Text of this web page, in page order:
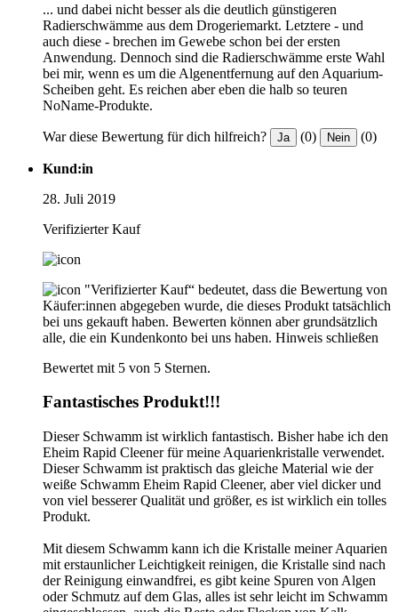
... und dabei nicht besser als die deutlich günstigeren
Radierschwämme aus dem Drogeriemarkt. Letztere - und
auch diese - brechen im Gewebe schon bei der ersten
Anwendung. Dennoch sind die Radierschwämme erste Wahl
bei mir, wenn es um die Algenentfernung auf den Aquarium-
Scheiben geht. Es reichen aber eben die halb so teuren
NoName-Produkte.
War diese Bewertung für dich hilfreich? Ja (0) Nein (0)
Kund:in
28. Juli 2019
Verifizierter Kauf
"Verifizierter Kauf“ bedeutet, dass die Bewertung von
Käufer:innen abgegeben wurde, die dieses Produkt tatsächlich
bei uns gekauft haben. Bewerten können aber grundsätzlich
alle, die ein Kundenkonto bei uns haben. Hinweis schließen
Bewertet mit 5 von 5 Sternen.
Fantastisches Produkt!!!
Dieser Schwamm ist wirklich fantastisch. Bisher habe ich den
Eheim Rapid Cleener für meine Aquarienkristalle verwendet.
Dieser Schwamm ist praktisch das gleiche Material wie der
weiße Schwamm Eheim Rapid Cleener, aber viel dicker und
von viel besserer Qualität und größer, es ist wirklich ein tolles
Produkt.
Mit diesem Schwamm kann ich die Kristalle meiner Aquarien
mit erstaunlicher Leichtigkeit reinigen, die Kristalle sind nach
der Reinigung einwandfrei, es gibt keine Spuren von Algen
oder Schmutz auf dem Glas, alles ist sehr leicht im Schwamm